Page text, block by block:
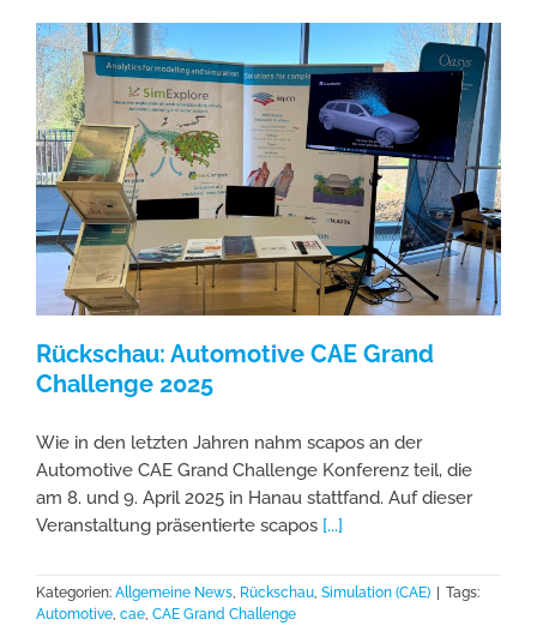
Rückschau: Automotive CAE Grand
Challenge 2025
Wie in den letzten Jahren nahm scapos an der
Automotive CAE Grand Challenge Konferenz teil, die
am 8. und 9. April 2025 in Hanau stattfand. Auf dieser
Veranstaltung präsentierte scapos [...]
Kategorien: Allgemeine News, Rückschau, Simulation (CAE)
Tags:
Automotive, cae, CAE Grand Challenge